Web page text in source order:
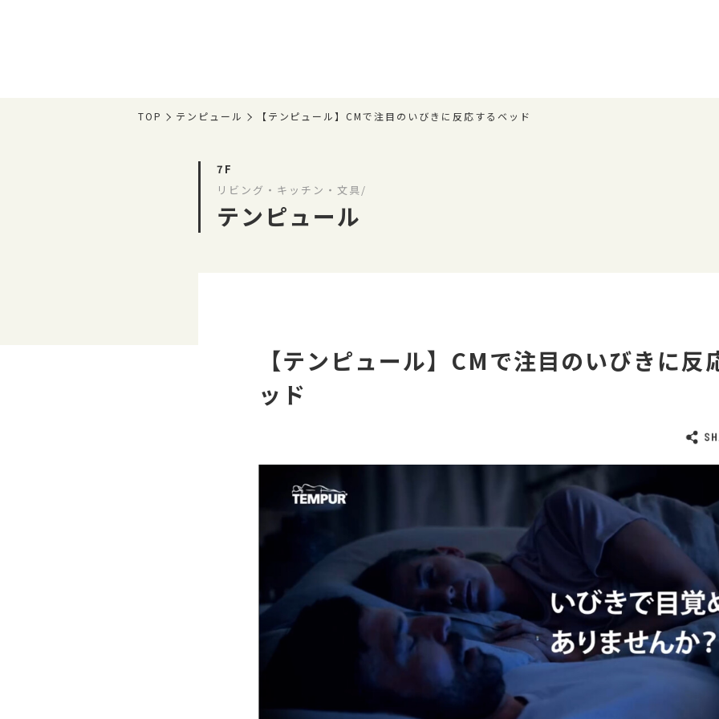
TOP テンピュール 【テンピュール】CMで注目のいびきに反応するベッド
7F
リビング・キッチン・文具/
テンピュール
【テンピュール】CMで注目のいびきに反
ッド